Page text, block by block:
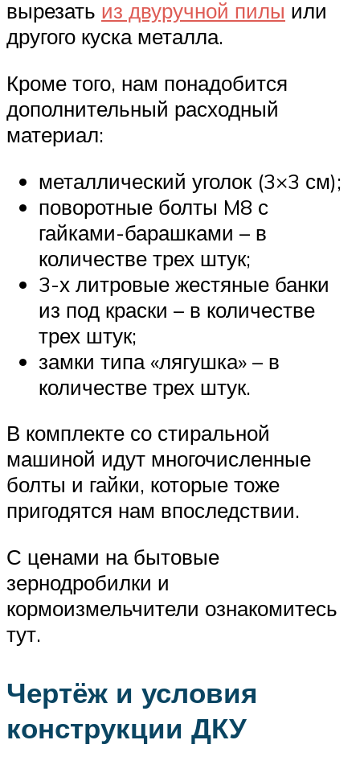
вырезать из двуручной пилы или
другого куска металла.
Кроме того, нам понадобится
дополнительный расходный
материал:
металлический уголок (3×3 см);
поворотные болты M8 с
гайками-барашками – в
количестве трех штук;
3-х литровые жестяные банки
из под краски – в количестве
трех штук;
замки типа «лягушка» – в
количестве трех штук.
В комплекте со стиральной
машиной идут многочисленные
болты и гайки, которые тоже
пригодятся нам впоследствии.
С ценами на бытовые
зернодробилки и
кормоизмельчители ознакомитесь
тут.
Чертёж и условия
конструкции ДКУ